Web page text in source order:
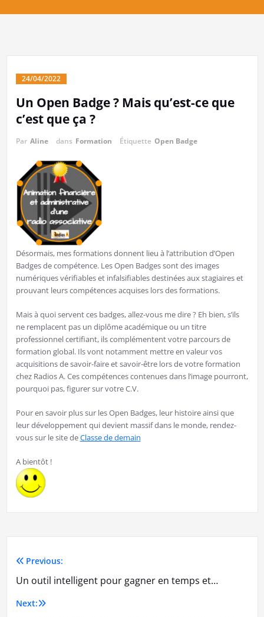
24/04/2022
Un Open Badge ? Mais qu’est-ce que
c’est que ça ?
Par Aline dans Formation Étiquette Open Badge
Désormais, mes formations donnent lieu à l’attribution d’Open
Badges de compétence. Les Open Badges sont des images
numériques vérifiables et infalsifiables destinées aux stagiaires et
prouvant leurs compétences acquises lors des formations.
Mais à quoi servent ces badges, allez-vous me dire ? Eh bien, s’ils
ne remplacent pas un diplôme académique ou un titre
professionnel certifiant, ils complémentent votre parcours de
formation global. Ils vont notamment mettre en valeur vos
acquisitions de savoir-faire et savoir-être lors de votre formation
chez Radios A. Ces compétences contenues dans l’image pourront,
pourquoi pas, figurer sur votre C.V.
Pour en savoir plus sur les Open Badges, leur histoire ainsi que
leur développement qui devient massif dans le monde, rendez-
vous sur le site deClasse de demain
A bientôt !
Navigation
de
Previous:
Un outil intelligent pour gagner en temps et…
Next: